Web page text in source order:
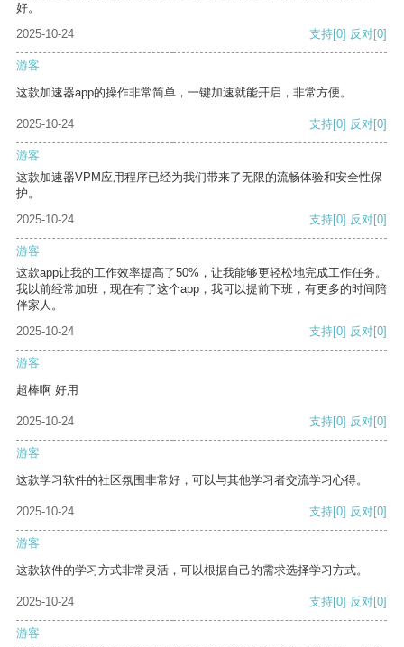
好。
2025-10-24
支持[0] 反对[0]
游客
这款加速器app的操作非常简单，一键加速就能开启，非常方便。
2025-10-24 支持[0] 反对[0]
游客
这款加速器VPM应用程序已经为我们带来了无限的流畅体验和安全性保
护。
2025-10-24
支持[0] 反对[0]
游客
这款app让我的工作效率提高了50%，让我能够更轻松地完成工作任务。
我以前经常加班，现在有了这个app，我可以提前下班，有更多的时间陪
伴家人。
2025-10-24
支持[0] 反对[0]
游客
超棒啊 好用
2025-10-24 支持[0] 反对[0]
游客
这款学习软件的社区氛围非常好，可以与其他学习者交流学习心得。
2025-10-24 支持[0] 反对[0]
游客
这款软件的学习方式非常灵活，可以根据自己的需求选择学习方式。
2025-10-24 支持[0] 反对[0]
游客